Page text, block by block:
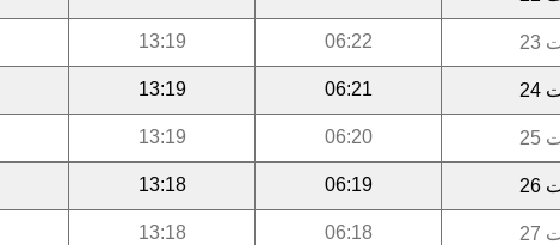
23
06:22
13:19
24
06:21
13:19
25
06:20
13:19
26
06:19
13:18
27
06:18
13:18